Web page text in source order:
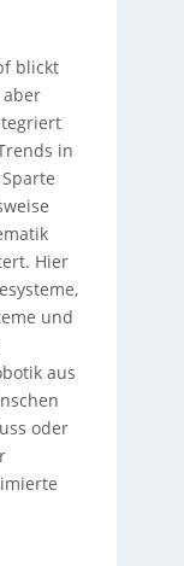
blickt
in
Hier
und
aus
oder